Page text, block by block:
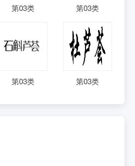
第03类 第03类
第03类 第03类